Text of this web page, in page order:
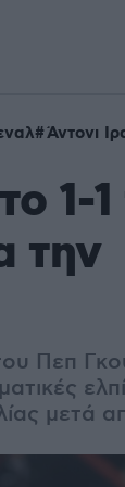
Άντονι
1-1
την
Πεπ
μετά